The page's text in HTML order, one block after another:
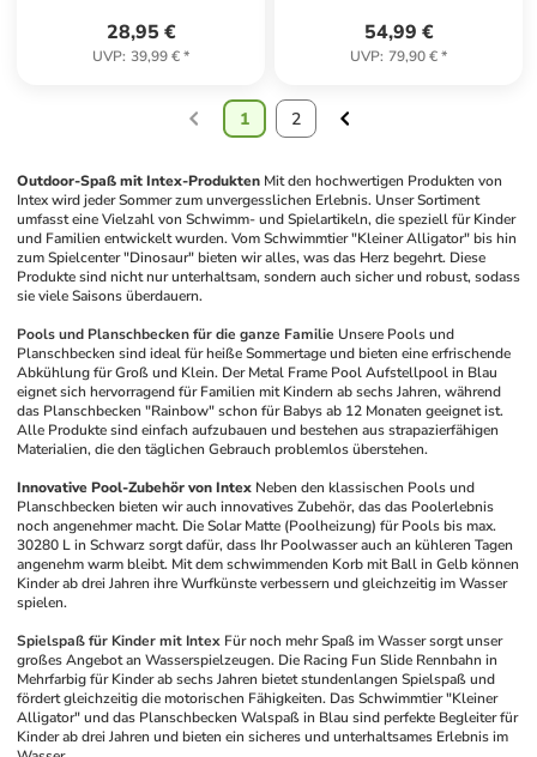
28,95 €
UVP: 39,99 €*
54,99 €
UVP: 79,90 €*
1 2
Outdoor-Spaß mit Intex-Produkten Mit den hochwertigen Produkten von
Intex wird jeder Sommer zum unvergesslichen Erlebnis. Unser Sortiment
umfasst eine Vielzahl von Schwimm- und Spielartikeln, die speziell für Kinder
und Familien entwickelt wurden. Vom Schwimmtier "Kleiner Alligator" bis hin
zum Spielcenter "Dinosaur" bieten wir alles, was das Herz begehrt. Diese
Produkte sind nicht nur unterhaltsam, sondern auch sicher und robust, sodass
sie viele Saisons überdauern.
Pools und Planschbecken für die ganze Familie Unsere Pools und
Planschbecken sind ideal für heiße Sommertage und bieten eine erfrischende
Abkühlung für Groß und Klein. Der Metal Frame Pool Aufstellpool in Blau
eignet sich hervorragend für Familien mit Kindern ab sechs Jahren, während
das Planschbecken "Rainbow" schon für Babys ab 12 Monaten geeignet ist.
Alle Produkte sind einfach aufzubauen und bestehen aus strapazierfähigen
Materialien, die den täglichen Gebrauch problemlos überstehen.
Innovative Pool-Zubehör von Intex Neben den klassischen Pools und
Planschbecken bieten wir auch innovatives Zubehör, das das Poolerlebnis
noch angenehmer macht. Die Solar Matte (Poolheizung) für Pools bis max.
30280 L in Schwarz sorgt dafür, dass Ihr Poolwasser auch an kühleren Tagen
angenehm warm bleibt. Mit dem schwimmenden Korb mit Ball in Gelb können
Kinder ab drei Jahren ihre Wurfkünste verbessern und gleichzeitig im Wasser
spielen.
Spielspaß für Kinder mit Intex Für noch mehr Spaß im Wasser sorgt unser
großes Angebot an Wasserspielzeugen. Die Racing Fun Slide Rennbahn in
Mehrfarbig für Kinder ab sechs Jahren bietet stundenlangen Spielspaß und
fördert gleichzeitig die motorischen Fähigkeiten. Das Schwimmtier "Kleiner
Alligator" und das Planschbecken Walspaß in Blau sind perfekte Begleiter für
Kinder ab drei Jahren und bieten ein sicheres und unterhaltsames Erlebnis im